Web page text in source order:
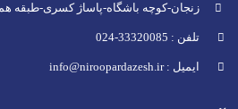
زنجان-کوچه باشگاه-پاساژ کسری-طبقه
تلفن : 33320085-024
ایمیل : info@niroopardazesh.ir